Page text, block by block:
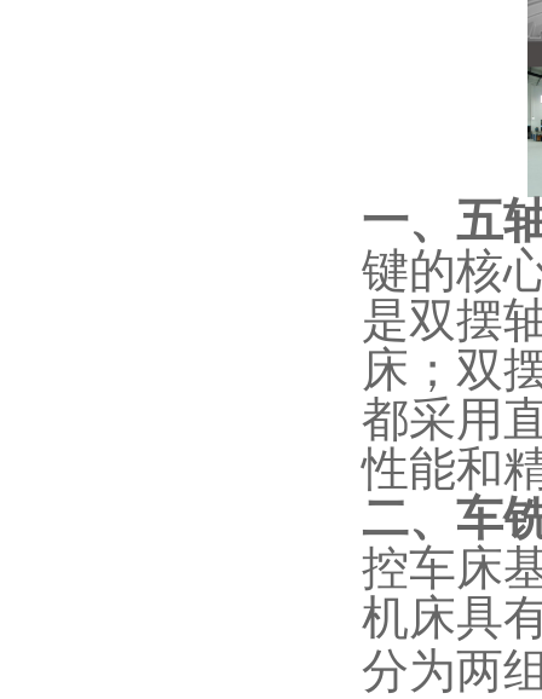
一、 五
键的核
是双摆
床；双
都采用
性能和
二、 车
控车床
机床具
分为两